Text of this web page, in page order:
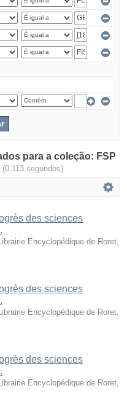
para a coleção: FSP
(0.113 segundos)
des sciences
Librairie Encyclopédique de Roret
des sciences
Librairie Encyclopédique de Roret
des sciences
Librairie Encyclopédique de Roret